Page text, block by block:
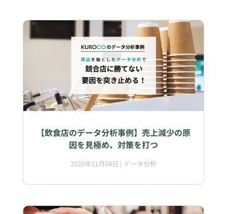
【飲食店のデータ分析事例】売上減少の原
因を見極め、対策を打つ
2020年11月04日 | データ分析